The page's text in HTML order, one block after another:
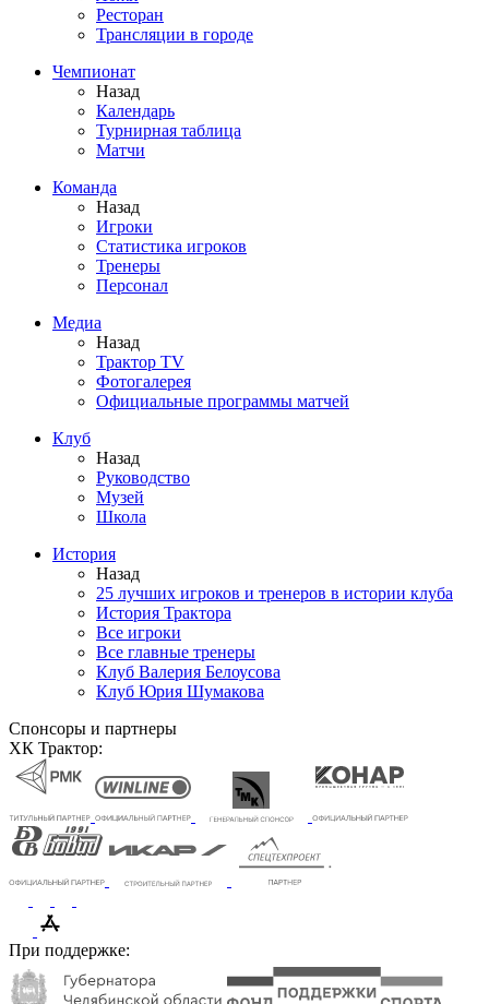
Ресторан
Трансляции в городе
Чемпионат
Назад
Календарь
Турнирная таблица
Матчи
Команда
Назад
Игроки
Статистика игроков
Тренеры
Персонал
Медиа
Назад
Трактор TV
Фотогалерея
Официальные программы матчей
Клуб
Назад
Руководство
Музей
Школа
История
Назад
25 лучших игроков и тренеров в истории клуба
История Трактора
Все игроки
Все главные тренеры
Клуб Валерия Белоусова
Клуб Юрия Шумакова
Спонсоры и партнеры
ХК Трактор:
При поддержке: